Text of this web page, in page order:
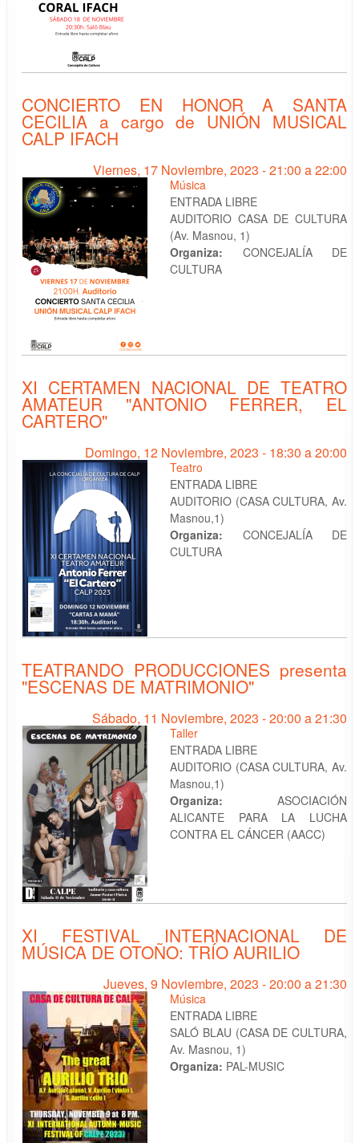
CONCIERTO EN HONOR A SANTA
CECILIA a cargo de UNIÓN MUSICAL
CALP IFACH
Viernes, 17 Noviembre, 2023 -21:00 a22:00
Música
ENTRADA LIBRE
AUDITORIO CASA DE CULTURA
(Av. Masnou, 1)
Organiza: CONCEJALÍA DE
CULTURA
XI CERTAMEN NACIONAL DE TEATRO
AMATEUR "ANTONIO FERRER, EL
CARTERO"
Domingo, 12 Noviembre, 2023 - 18:30 a20:00
Teatro
ENTRADA LIBRE
AUDITORIO (CASA CULTURA, Av.
Masnou,1)
Organiza: CONCEJALÍA DE
CULTURA
TEATRANDO PRODUCCIONES presenta
"ESCENAS DE MATRIMONIO"
Sábado, 11 Noviembre, 2023 -20:00 a21:30
Taller
ENTRADA LIBRE
AUDITORIO (CASA CULTURA, Av.
Masnou,1)
Organiza: ASOCIACIÓN
ALICANTE PARA LA LUCHA
CONTRA EL CÁNCER (AACC)
XI FESTIVAL INTERNACIONAL DE
MÚSICA DE OTOÑO: TRÍO AURILIO
Jueves, 9 Noviembre, 2023 -20:00 a21:30
Música
ENTRADA LIBRE
SALÓ BLAU (CASA DE CULTURA,
Av. Masnou, 1)
Organiza: PAL-MUSIC